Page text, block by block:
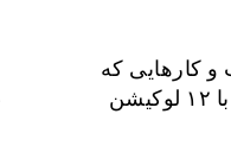
کارهایی که
برای تولید محتوای ویدئویی به دنبال کیفیت هستند در فاز اول با ۱۲ لوکیشن